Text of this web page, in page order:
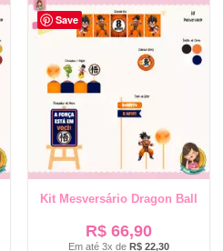
Save
Kit Mesversário Dragon Ball
R$ 66,90
Em até 3x de R$ 22,30